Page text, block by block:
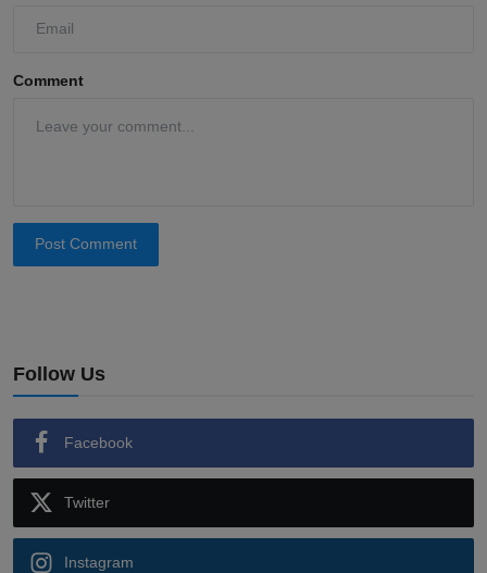
Comment
Post Comment
Follow Us
Facebook
Twitter
Instagram